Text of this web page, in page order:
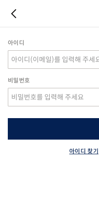
아이디
비밀번호
아이디 찾기